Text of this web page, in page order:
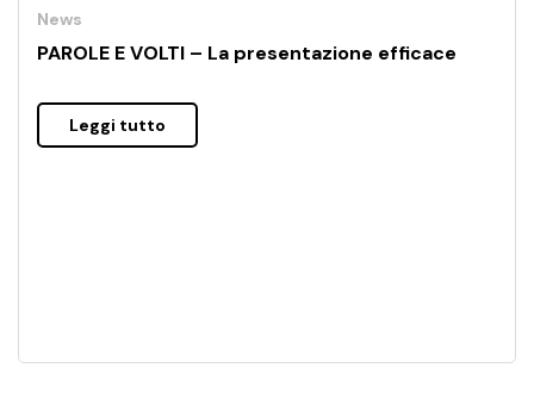
News
PAROLE E VOLTI – La presentazione efficace
Leggi tutto